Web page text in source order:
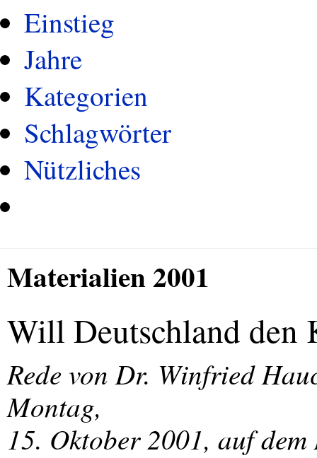
Einstieg
Jahre
Kategorien
Schlagwörter
Nützliches
Materialien 2001
Will Deutschland den
Rede von Dr. Winfried
Montag,
15. Oktober 2001, auf